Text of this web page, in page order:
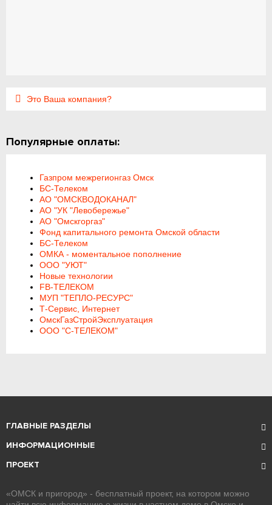
Это Ваша компания?
Популярные оплаты:
Газпром межрегионгаз Омск
БС-Телеком
АО "ОМСКВОДОКАНАЛ"
АО "УК "Левобережье"
АО "Омскгоргаз"
Фонд капитального ремонта Омской области
БС-Телеком
ОМКА - моментальное пополнение
ООО "УЮТ"
Новые технологии
FB-ТЕЛЕКОМ
МУП "ТЕПЛО-РЕСУРС"
Т-Сервис, Интернет
ОмскГазСтройЭксплуатация
ООО "С-ТЕЛЕКОМ"
ГЛАВНЫЕ РАЗДЕЛЫ
ИНФОРМАЦИОННЫЕ
ПРОЕКТ
«ОМСК и пригород» - бесплатный проект, на котором можно